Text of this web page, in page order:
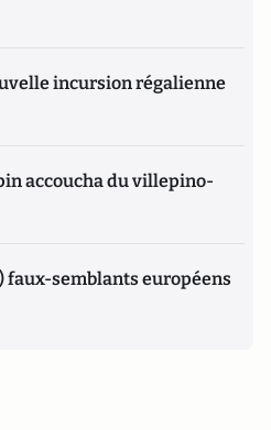
incursion régalienne
accoucha du villepino-
faux-semblants européens